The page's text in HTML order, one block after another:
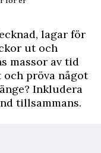
lagar för
ut och
massor av tid
pröva något
Inkludera
tillsammans.